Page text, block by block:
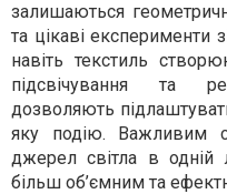
залишаються
та цікаві експерименти
навіть текстиль
підсвічування та
дозволяють
яку подію. Важливим
джерел світла в одній
більш об’ємним та